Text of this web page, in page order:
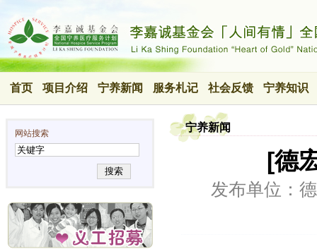
首页 项目介绍 宁养新闻 服务札记 社会反馈 宁养知识
网站搜索
搜索
宁养新闻
[德
发布单位：